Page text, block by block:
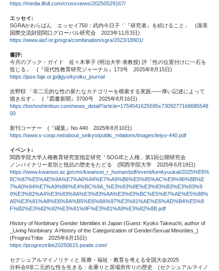
https://media.lifull.com/crossviews/20250529167/
エッセイ:
SGRAかわらばん エッセイ750：武内今日子「『研究者』を続けること」 (渥美
国際交流財団関口グローバル研究会 2023年11月3日)
https://www.aisf.or.jp/sgra/combination/sgra/2023/18901/
書評:
今月のブック・ガイド 佐々木掌子 (明治大学 准教授) 評「性の位置付けに一石を
投じる」 (『現代性教育研究ジャーナル』173号 2025年8月15日)
https://jase.faje.or.jp/jigyo/kyoiku_journal
吉野靫 「非二元的な性の新たなカテゴリーを模索する実践――厚い記述によって
描き出す」 (『図書新聞』3700号 2025年8月16日)
https://toshoshimbun.com/news_detail?article=1754541625595x7309277168685548
00
新刊コーナー (『綴葉』No.440 2025年8月10日)
https://www.s-coop.net/about_seikyo/public_relations/images/teiyo-440.pdf
イベント:
関西学院大学人権教育研究室指定研究「SOGIEと人権」第1回公開研究会
ノンバイナリー差別と抵抗の歴史をたどる (関西学院大学 2025年6月19日)
https://www.kwansei.ac.jp/cms/kwansei_r_human/pdf/event/kenkyuukai/2025%E6%
8C%87%E5%AE%9A%E7%A0%94%E7%A9%B6%E5%85%AC%E9%96%8B%E
7%A0%94%E7%A9%B6%E4%BC%9A_%E3%83%8E%E3%83%B3%E3%83%9
0%E3%82%A4%E3%83%8A%E3%83%AA%E3%83%BC%E5%B7%AE%E5%88%
A5%E3%81%A8%E6%8A%B5%E6%8A%97%E3%81%AE%E6%AD%B4%E5%8
F%B2%E3%82%92%E3%81%9F%E3%81%A9%E3%82%8B.pdf
History of Nonbinary Gender Identities in Japan (Guest: Kyoko Takeuchi, author of
_Living Nonbinary: A History of the Categorization of Gender/Sexual Minorities_)
(ProgrezTribe 2025年6月15日)
https://progreztribe20250615.peatix.com/
セクシュアルマイノリティと 医療・福祉・教育を考える全国大会2025
分科会9非二元的な性を生きる：名乗りと居場所作りの歴史 (セクシュアルマイノ